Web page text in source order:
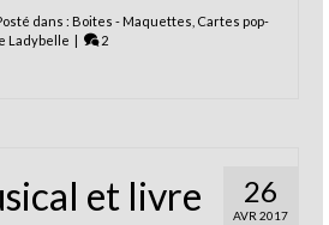
dans : Boites - Maquettes Cartes pop-
Ladybelle | 2
26
AVR 2017
et livre